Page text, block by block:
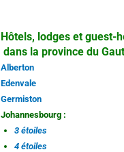
Hôtels, lodges et guest-
dans la province du
Alberton
Edenvale
Germiston
Johannesbourg :
3 étoiles
4 étoiles